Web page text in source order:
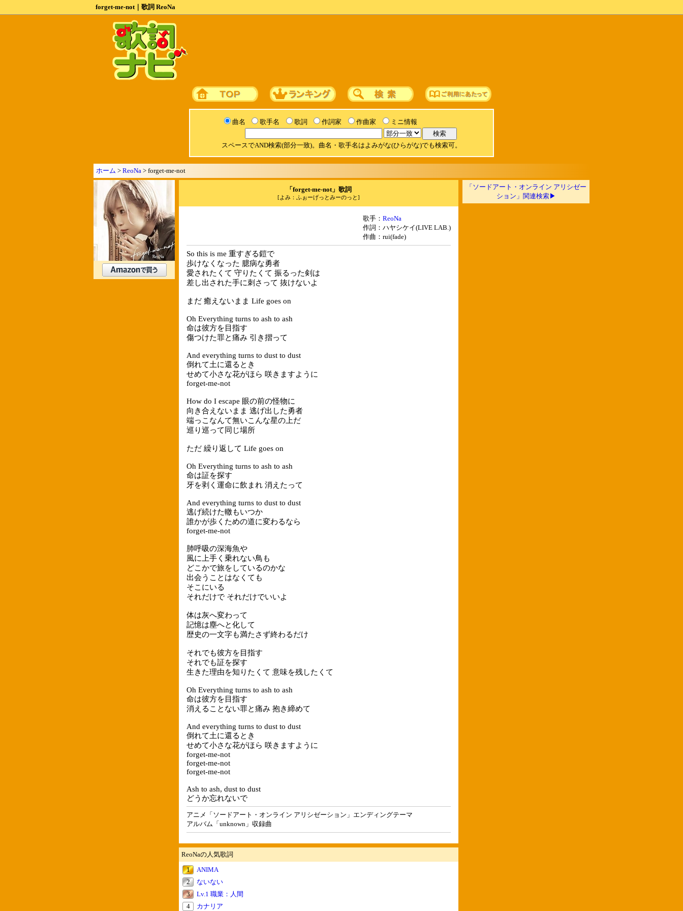
forget-me-not｜歌詞 ReoNa
曲名 歌手名 歌詞 作詞家 作曲家 ミニ情報
スペースでAND検索(部分一致)。曲名・歌手名はよみがな(ひらがな)でも検索可。
ホーム > ReoNa > forget-me-not
「forget-me-not」歌詞
[よみ：ふぉーげっとみーのっと]
歌手： ReoNa
作詞：ハヤシケイ(LIVE LAB.)
作曲：rui(fade)
So this is me 重すぎる鎧で
歩けなくなった 臆病な勇者
愛されたくて 守りたくて 振るった剣は
差し出された手に刺さって 抜けないよ
まだ 癒えないまま Life goes on
Oh Everything turns to ash to ash
命は彼方を目指す
傷つけた罪と痛み 引き摺って
And everything turns to dust to dust
倒れて土に還るとき
せめて小さな花がほら 咲きますように
forget-me-not
How do I escape 眼の前の怪物に
向き合えないまま 逃げ出した勇者
端っこなんて無いこんな星の上だ
巡り巡って同じ場所
ただ 繰り返して Life goes on
Oh Everything turns to ash to ash
命は証を探す
牙を剥く運命に飲まれ 消えたって
And everything turns to dust to dust
逃げ続けた轍もいつか
誰かが歩くための道に変わるなら
forget-me-not
肺呼吸の深海魚や
風に上手く乗れない鳥も
どこかで旅をしているのかな
出会うことはなくても
そこにいる
それだけで それだけでいいよ
体は灰へ変わって
記憶は塵へと化して
歴史の一文字も満たさず終わるだけ
それでも彼方を目指す
それでも証を探す
生きた理由を知りたくて 意味を残したくて
Oh Everything turns to ash to ash
命は彼方を目指す
消えることない罪と痛み 抱き締めて
And everything turns to dust to dust
倒れて土に還るとき
せめて小さな花がほら 咲きますように
forget-me-not
forget-me-not
forget-me-not
Ash to ash, dust to dust
どうか忘れないで
アニメ「ソードアート・オンライン アリシゼーション」エンディングテーマ
アルバム「unknown」収録曲
ReoNaの人気歌詞
1
ANIMA
2
ないない
3
Lv.1 職業：人間
4
カナリア
「ソードアート・オンライン アリシゼー
ション」関連検索▶